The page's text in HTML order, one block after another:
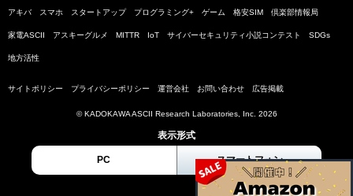
アキバ スマホ スタートアップ プログラミング+ ゲーム 格安SIM 倶楽部情報局
家電ASCII アスキーグルメ MITTR IoT サイバーセキュリティ小説コンテスト SDGs
地方活性
サイトポリシー プライバシーポリシー 運営会社 お問い合わせ 広告掲載
© KADOKAWA ASCII Research Laboratories, Inc. 2026
表示形式
PC スマートフォン